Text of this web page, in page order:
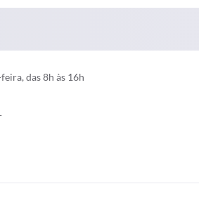
das 8h às 16h